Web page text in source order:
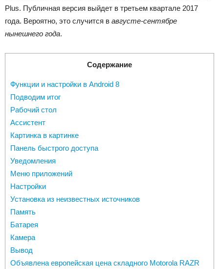
Plus. Публичная версия выйдет в третьем квартале 2017
года. Вероятно, это случится в августе-сентябре
нынешнего года.
Содержание
Функции и настройки в Android 8
Подводим итог
Рабочий стол
Ассистент
Картинка в картинке
Панель быстрого доступа
Уведомления
Меню приложений
Настройки
Установка из неизвестных источников
Память
Батарея
Камера
Вывод
Объявлена европейская цена складного Motorola RAZR